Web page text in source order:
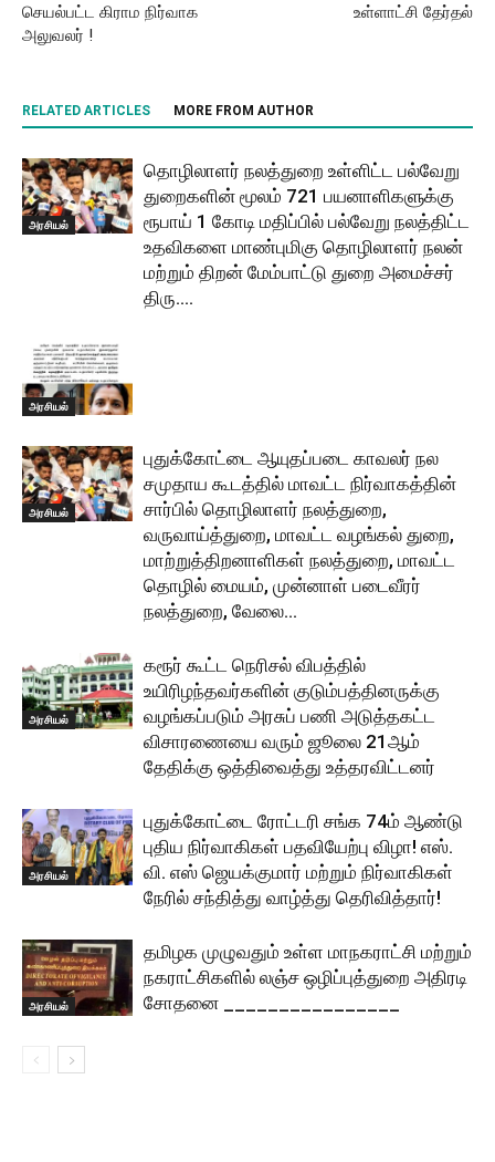
செயல்பட்ட கிராம நிர்வாக
அலுவலர் !
உள்ளாட்சி தேர்தல்
RELATED ARTICLES MORE FROM AUTHOR
அரசியல்
தொழிலாளர் நலத்துறை உள்ளிட்ட பல்வேறு
துறைகளின் மூலம் 721 பயனாளிகளுக்கு
ரூபாய் 1 கோடி மதிப்பில் பல்வேறு நலத்திட்ட
உதவிகளை மாண்புமிகு தொழிலாளர் நலன்
மற்றும் திறன் மேம்பாட்டு துறை அமைச்சர்
திரு....
அரசியல்
அரசியல்
புதுக்கோட்டை ஆயுதப்படை காவலர் நல
சமுதாய கூடத்தில் மாவட்ட நிர்வாகத்தின்
சார்பில் தொழிலாளர் நலத்துறை,
வருவாய்த்துறை, மாவட்ட வழங்கல் துறை,
மாற்றுத்திறனாளிகள் நலத்துறை, மாவட்ட
தொழில் மையம், முன்னாள் படைவீரர்
நலத்துறை, வேலை...
அரசியல்
கரூர் கூட்ட நெரிசல் விபத்தில்
உயிரிழந்தவர்களின் குடும்பத்தினருக்கு
வழங்கப்படும் அரசுப் பணி அடுத்தகட்ட
விசாரணையை வரும் ஜூலை 21ஆம்
தேதிக்கு ஒத்திவைத்து உத்தரவிட்டனர்
அரசியல்
புதுக்கோட்டை ரோட்டரி சங்க 74ம் ஆண்டு
புதிய நிர்வாகிகள் பதவியேற்பு விழா! எஸ்.
வி. எஸ் ஜெயக்குமார் மற்றும் நிர்வாகிகள்
நேரில் சந்தித்து வாழ்த்து தெரிவித்தார்!
அரசியல்
தமிழக முழுவதும் உள்ள மாநகராட்சி மற்றும்
நகராட்சிகளில் லஞ்ச ஒழிப்புத்துறை அதிரடி
சோதனை ________________